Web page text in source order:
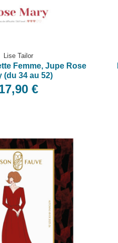
Lise Tailor
Femme, Jupe Rose
(du 34 au 52)
€